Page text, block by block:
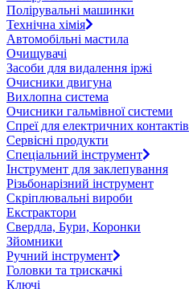
Полірувальні машинки
Технічна хімія
Автомобільні мастила
Очищувачі
Засоби для видалення іржі
Очисники двигуна
Вихлопна система
Очисники гальмівної системи
Спреї для електричних контактів
Сервісні продукти
Спеціальний інструмент
Інструмент для заклепування
Різьбонарізний інструмент
Скріплювальні вироби
Екстрактори
Свердла, Бури, Коронки
Зйомники
Ручний інструмент
Головки та трискачкі
Ключі